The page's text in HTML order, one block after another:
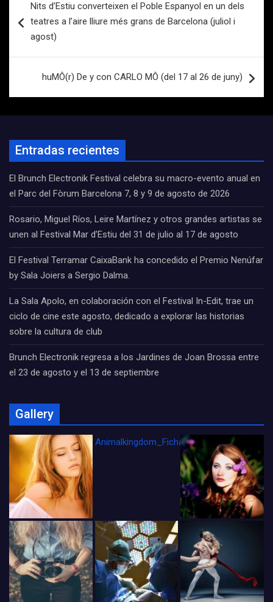
de
entradas
Nits d’Estiu converteixen el Poble Espanyol en un dels
teatres a l’aire lliure més grans de Barcelona (juliol i
agost)
huMÔ(r) De y con CARLO MÔ (del 17 al 26 de juny)
Entradas recientes
El Brunch Electronik Festival celebra su macro-evento anual en
el Parc del Fòrum Barcelona 7, 8 y 9 de agosto de 2026
Rosario, Miguel Ríos, Leire Martínez y otros grandes artistas se
unen al Festival Mar d’Estiu del 31 de julio al 17 de agosto
El Festival Terramar CaixaBank ha concedido el Premio Nenúfar
by Sala Joiers a Sergio Dalma.
La Sala Apolo, en colaboración con el Festival In-Edit, trae un
ciclo de cine este agosto, dedicado a explorar las historias
sobre la cultura de club
Brunch Electronik regresa a los Jardines de Joan Brossa entre
el 23 de agosto y el 13 de septiembre
Gallery
Animalkingdom_FichaCine